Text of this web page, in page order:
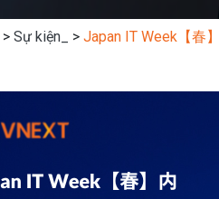
> Sự kiện_ > Japan IT Week【春